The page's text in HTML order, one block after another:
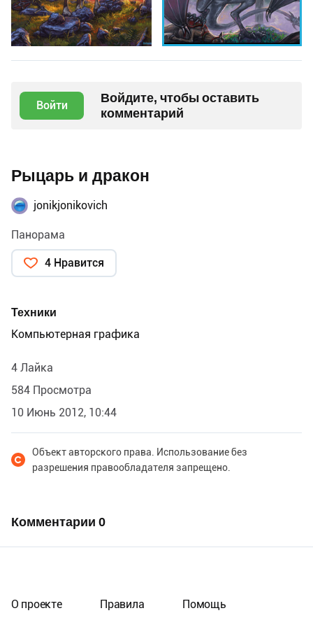
Войти
Войдите, чтобы оставить
комментарий
Рыцарь и дракон
jonikjonikovich
Панорама
4 Нравится
Техники
Компьютерная графика
4 Лайка
584 Просмотра
10 Июнь 2012, 10:44
Объект авторского права. Использование без
разрешения правообладателя запрещено.
Комментарии 0
О проекте Правила Помощь